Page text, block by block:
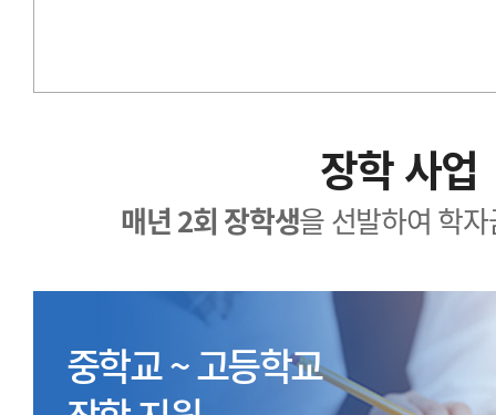
장학 사업
매년 2회 장학생을 선발하여 학
중학교 ~ 고등학교